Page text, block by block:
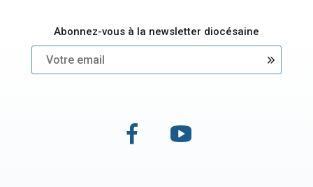
Abonnez-vous à la newsletter diocésaine